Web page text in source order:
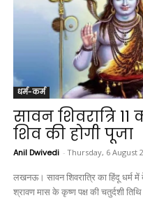
धर्म-कर्म
सावन शिवरात्रि
शिव की होगी पूजा
Anil Dwivedi - Thursday, 6 August
लखनऊ। सावन शिवरात्रि का हिंदू धर्म
श्रावण मास के कृष्ण पक्ष की चतुर्दशी तिथि